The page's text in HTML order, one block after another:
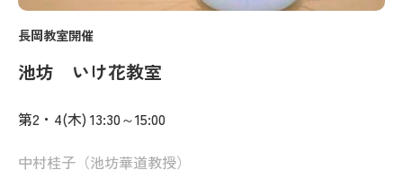
長岡教室開催
池坊 いけ花教室
第2・4(木) 13:30～15:00
中村桂子（池坊華道教授）